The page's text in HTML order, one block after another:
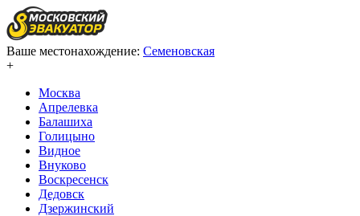
Ваше местонахождение: Семеновская
+
Москва
Апрелевка
Балашиха
Голицыно
Видное
Внуково
Воскресенск
Дедовск
Дзержинский